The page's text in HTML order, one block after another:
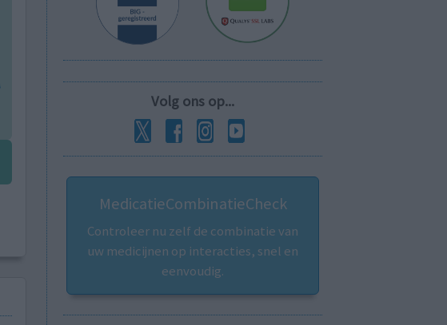
Volg ons op...
MedicatieCombinatieCheck
Controleer nu zelf de combinatie van
uw medicijnen op interacties, snel en
eenvoudig.